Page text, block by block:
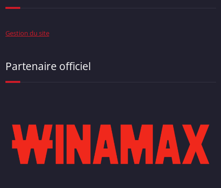
Gestion du site
Partenaire officiel